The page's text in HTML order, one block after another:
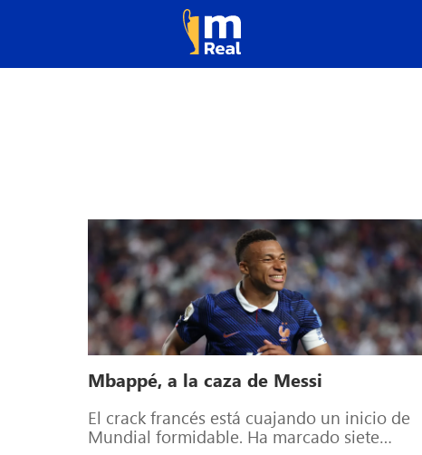
Mbappé, a la caza de Messi
El crack francés está cuajando un inicio de
Mundial formidable. Ha marcado siete